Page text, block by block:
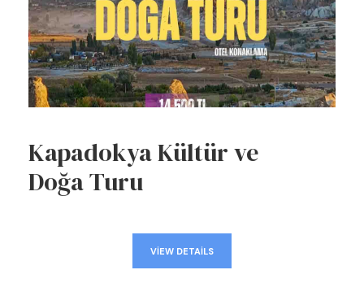
Kapadokya Kültür ve
Doğa Turu
VIEW DETAILS